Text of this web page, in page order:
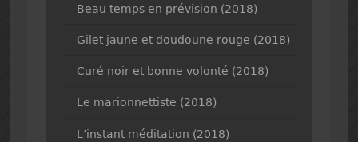
Beau temps en prévision (2018)
Gilet jaune et doudoune rouge (2018)
Curé noir et bonne volonté (2018)
Le marionnettiste (2018)
L’instant méditation (2018)